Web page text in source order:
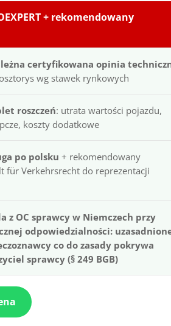
+ rekomendowany
certyfikowana opinia
wg stawek rynkowych
roszczeń: utrata wartości pojazdu,
koszty dodatkowe
po polsku + rekomendowany
für Verkehrsrecht do reprezentacji
z OC sprawcy w Niemczech przy
odpowiedzialności:
co do zasady pokrywa
sprawcy (§ 249 BGB)